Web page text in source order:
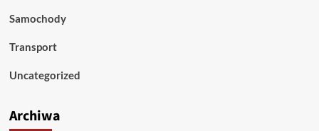
Samochody
Transport
Uncategorized
Archiwa